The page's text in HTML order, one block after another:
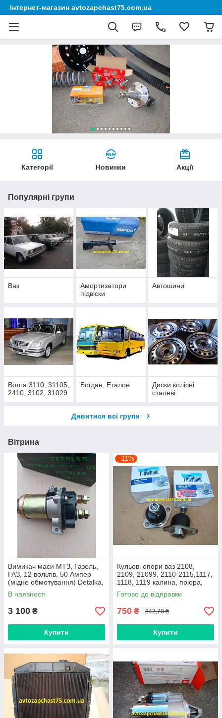
Інтернет-магазин avtozapchast75.com.ua
Категорії Новинки Акції
Популярні групи
Ваз
Амортизатори
підвіски
Автошини
Волга 3110, 31105,
2410, 3102, 31029
Богдан, Еталон
Диски колісні
сталеві
Дивитися всі групи
Вітрина
Вимикач маси МТЗ, Газель,
ГАЗ, 12 вольтів, 50 Ампер
(мідне обмотування) Detalka,
Україна
В наявності
3 100 ₴
Купити
–11%
Кульові опори ваз 2108,
2109, 21099, 2110-2115,1117,
1118, 1119 калина, пріора,
2170, 2171,2172, комплект 2
шт
Готово до відправки
750 ₴ 842,70 ₴
Купити